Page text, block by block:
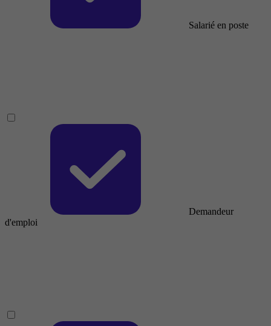
Salarié en poste
Demandeur
d'emploi